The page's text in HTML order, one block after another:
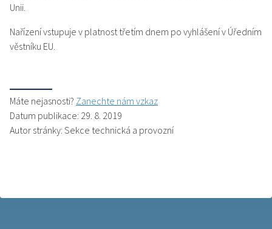
Unii.
Nařízení vstupuje v platnost třetím dnem po vyhlášení v Úředním
věstníku EU.
Máte nejasnosti? Zanechte nám vzkaz
Datum publikace: 29. 8. 2019
Autor stránky: Sekce technická a provozní